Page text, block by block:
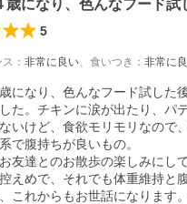
5
ス ： 非常に良い、 食いつき ： 非常に
になり、色んなフード試した
た。チキンに涙が出たり、パ
いけど、食欲モリモリなので
で腹持ちが良いもの。
友達とのお散歩の楽しみにし
えめで、それでも体重維持と
これからもお世話になります